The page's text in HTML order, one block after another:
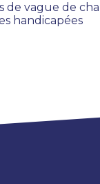
de vague de
handicapées